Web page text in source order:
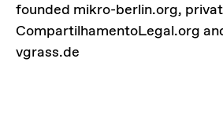
founded mikro-berlin.org,
CompartilhamentoLegal.org
vgrass.de